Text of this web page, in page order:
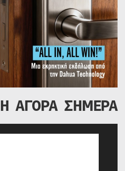
Η ΑΓΟΡΑ ΣΗΜΕΡΑ